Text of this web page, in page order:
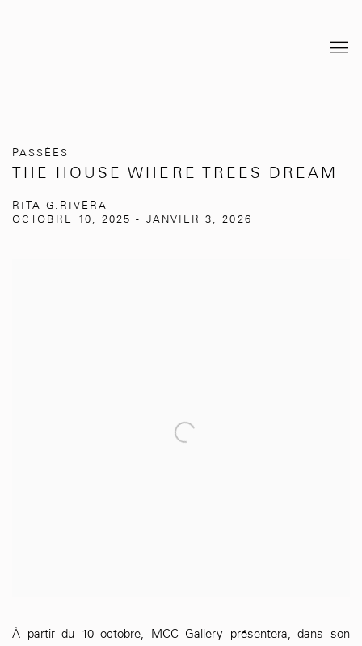
PASSÉES
THE HOUSE WHERE TREES DREAM
RITA G.RIVERA
OCTOBRE 10, 2025 - JANVIER 3, 2026
À partir du 10 octobre, MCC Gallery présentera, dans son